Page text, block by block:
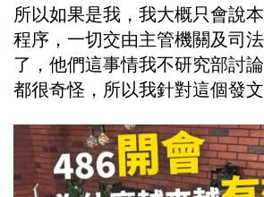
所以如果是我，我大概只會說
程序，一切交由主管機關及司
了，他們這事情我不研究部討
都很奇怪，所以我針對這個發文